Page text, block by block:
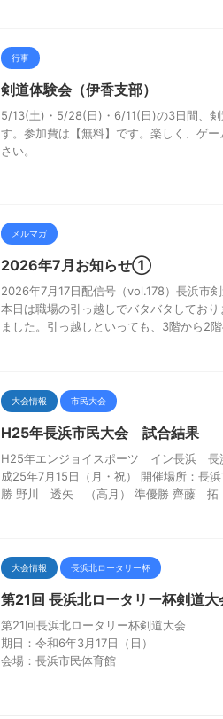
行事
剣道体験会（伊香支部）
5/13(土)・5/28(日)・6/11(日)の3日間、剣
す。参加費は【無料】です。楽しく、ゲ
さい。
メルマガ
2026年7月お知らせ①
2026年7月17日配信号（vol.178）長浜市
本日は職場の引っ越しでバタバタしてお
ました。引っ越しといっても、3階から2
大会情報 市民大会
H25年長浜市民大会 試合結果
H25年エンジョイスポーツ イン長浜 長
成25年7月15日（月・祝） 開催場所：長
勝 野川 透矢 （高月） 準優勝 齊藤 拓
大会情報 長浜北ロータリー杯
第21回 長浜北ロータリー杯剣道大
第21回長浜北ロータリー杯剣道大会
期日：令和6年3月17日（日）
会場：長浜市民体育館